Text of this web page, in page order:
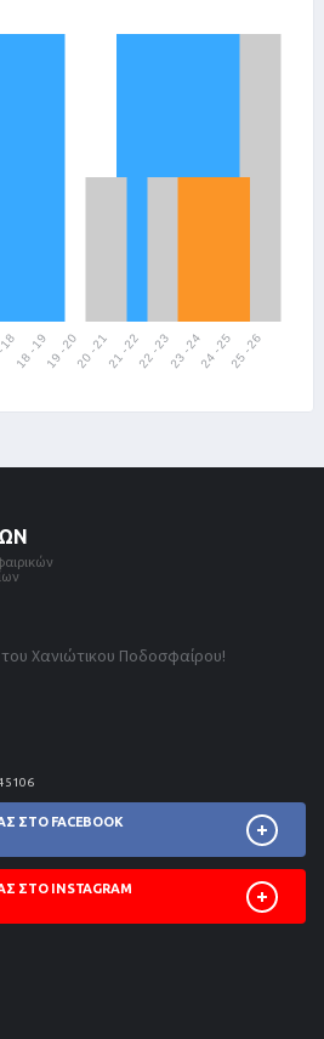
Χανιώτικου Ποδοσφαίρου!
ΣΤΟ FACEBOOK
ΣΤΟ INSTAGRAM